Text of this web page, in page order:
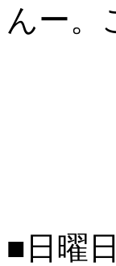
んー。
■日曜日